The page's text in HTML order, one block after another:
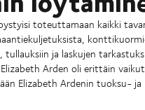
toteuttamaan kaikki
ja laskujen
Arden oli erittäin
Elizabeth Ardenin tuoksu-